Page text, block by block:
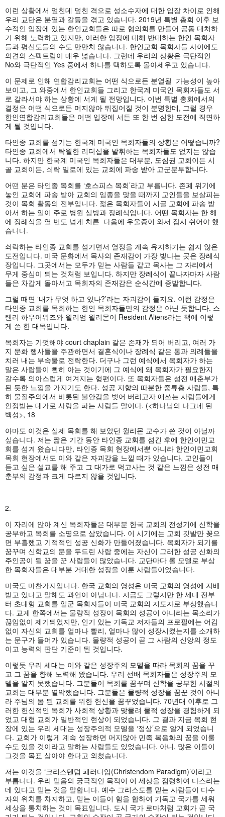
이런 상황에서 엎친데 덮친 격으로 성소수자에 대한 입장 차이로 인해
우리 교단은 분열과 갈등을 겪고 있습니다. 2019년 특별 총회 이후 보
수적인 입장에 있는 한인교회들은 따로 협의회를 만들어 공동 대처하
기 위해 노력하고 있지만, 이러한 입장에 대해 반대하는 한인 목회자
들과 평신도들의 수도 만만치 않습니다. 한인교회 목회자들 사이에도
의견의 스펙트럼이 매우 넓습니다. 그런데 우리의 상황은 극단적인
No와 극단적인 Yes 중에서 하나를 택하도록 몰아세우고 있습니다.
이 문제로 인해 연합감리교회는 어떤 식으로든 분열될 가능성이 높아
보이고, 그 와중에서 한인교회들 그리고 한국계 미국인 목회자들도 서
로 갈라서야 하는 상황에 서게 될 전망입니다. 이번 특별 총회에서의
결정은 어떤 식으로든 머지않아 뒤집어질 것이 분명한데, 그럴 경우
한인연합감리교회들은 어떤 입장에 서든 또 한 번 심한 도전에 직면하
게 될 것입니다.
타인종 교회를 섬기는 한국계 미국인 목회자들의 상황은 어떻습니까?
타인종 교회에서 탁월한 리더십을 발휘하는 목회자들도 없지는 않습
니다. 하지만 한국계 미국인 목회자들은 대부분, 도심권 교회이든 시
골 교회이든, 쇠락 일로에 있는 교회에 파송 받아 고군분투합니다.
어떤 분은 타인종 목회를 ‘호스피스 목회’라고 부릅니다. 존폐 위기에
놓인 교회에 파송 받아 교회의 임종을 맞을 때까지 교인들을 보살피는
것이 목회 활동의 전부입니다. 젊은 목회자들이 시골 교회에 파송 받
아서 하는 일이 주로 병원 심방과 장례식입니다. 어떤 목회자는 한 해
에 장례식을 열 번도 넘게 치른 다음에 우울증이 와서 잠시 쉬어야 했
습니다.
쇠락하는 타인종 교회를 섬기면서 열정을 계속 유지하기는 쉽지 않은
도전입니다. 미국 문화에서 목사의 존재감이 가장 빛나는 곳은 장례식
장입니다. 그곳에서는 모두가 믿는 사람들 같고 목사는 그 자리에서
무게 중심이 되는 것처럼 보입니다. 하지만 장례식이 끝나자마자 사람
들은 차갑게 돌아서고 목회자의 존재감은 순식간에 증발합니다.
그럴 때면 ‘내가 무엇 하고 있나?’라는 자괴감이 들지요. 이런 감정은
타인종 교회를 목회하는 한인 목회자들만의 감정은 아닌 듯합니다. 스
탠리 하우어워즈와 윌리엄 윌리몬이 Resident Aliens라는 책에 이렇
게 쓴 한 대목입니다.
목회자는 기껏해야 court chaplain 같은 존재가 되어 버리고, 여러 가
지 문화 행사들을 주관하면서 결혼식이나 장례식 같은 통과 의례들을
치러 내는 부속물로 전락한다. 더구나 그런 예식에서 목회자가 하는
말은 사람들이 뻔히 아는 것이기에 그 예식에 왜 목회자가 필요한지
갈수록 의아스럽게 여겨지는 형편이다. 또 목회자들은 성전 매춘부가
된 듯한 느낌을 가지기도 한다. 성공 지향의 따분한 중류층 사람들, 특
히 물질주의에서 비롯된 불안감을 벗어 버리고자 애쓰는 사람들에게
인정받는 대가로 사랑을 파는 사람들 말이다. (<하나님의 나그네 된
백성>, 18
아마도 이것은 실제 목회를 해 보았던 윌리몬 교수가 쓴 것이 아닐까
싶습니다. 저는 짧은 기간 동안 타인종 교회를 섬긴 후에 한인이민교
회를 섬겨 왔습니다만, 타인종 목회 현장에서뿐 아니라 한인이민교회
목회 현장에서도 이와 같은 자괴감을 느낄 때가 있습니다. 교인들이
듣고 싶은 설교를 해 주고 그 대가로 먹고사는 것 같은 느낌은 성전 매
춘부의 감정과 크게 다르지 않을 것입니다.
2.
이 자리에 앉아 계신 목회자들은 대부분 한국 교회의 전성기에 신학을
공부하고 목회를 소명으로 삼았습니다. 이 시기에는 교회 깃발만 꽂으
면 부흥했고 기적적인 성공 신화가 만들어졌습니다. 목회자가 되기를
꿈꾸며 신학교의 문을 두드린 사람 중에는 자신이 그러한 성공 신화의
주인공이 될 꿈을 꾼 사람들이 많았습니다. 교단마다 롤 모델로 부상
한 목회자들은 대부분 거대한 성장을 이룬 사람들이었습니다.
미국도 마찬가지입니다. 한국 교회의 영성은 미국 교회의 영성에 지배
받고 있다고 말해도 과언이 아닙니다. 지금도 그렇지만 한 세대 전부
터 초대형 교회를 일군 목회자들이 미국 교회의 지도자로 부상했습니
다. 교계 한쪽에서는 물량적 성장이 목회의 성공이 아니라는 목소리가
끊임없이 제기되었지만, 인기 있는 기독교 저자들의 프로필에는 어김
없이 자신의 교회를 얼마나 빨리, 얼마나 많이 성장시켰는지를 소개하
는 문구가 들어가 있습니다. 물량적 성공이 곧 그 사람의 신앙의 정도
이고 능력의 판단 기준이 된 것입니다.
이렇듯 우리 세대는 이와 같은 성장주의 모델을 따라 목회의 꿈을 꾸
고 그 꿈을 향해 노력해 왔습니다. 우리 선배 목회자들은 성장주의 모
델을 알지 못했습니다. 그분들이 목회를 꿈꾸며 신학을 공부한 시절의
교회는 대부분 열악했습니다. 그분들은 물량적 성장을 꿈꾼 것이 아니
라 주님의 몸 된 교회를 위한 헌신을 꿈꾸었습니다. 70년대 이후로 그
러한 헌신적인 목회가 사회적 상황과 맞물려 물적 성장을 경험하게 되
었고 대형 교회가 일반적인 현상이 되었습니다. 그 결과 지금 목회 현
장에 있는 우리 세대는 성장주의적 모델을 ‘정상’으로 알게 되었습니
다. 교회가 이렇게 계속 성장하면 머지않아 민족 복음화의 꿈을 이룰
수도 있을 것이라고 말하는 사람들도 있었습니다. 아니, 많은 이들이
그것을 목표 삼아야 한다고 외쳤습니다.
저는 이것을 ‘크리스텐덤 패러다임(Christendom Paradigm)’이라고
부릅니다. 우리 믿음의 궁극적인 목적이 이 세상을 점령하여 다스리는
데 있다고 믿는 것을 말합니다. 예수 그리스도를 믿는 사람들이 다수
자의 위치를 차지하고, 믿는 이들이 힘을 합하여 기독교 국가를 세워
세상을 통치하는 것이 목표입니다. 도시 국가 로마처럼 교회가 곧 국